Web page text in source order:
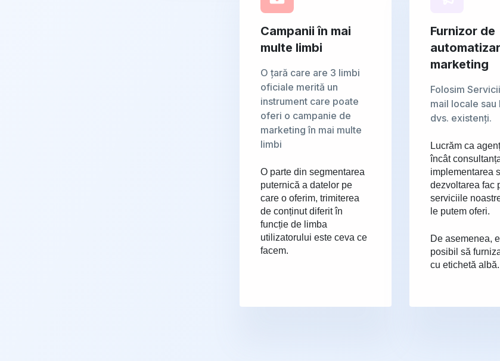
Campanii în mai
multe limbi
O țară care are 3 limbi
oficiale merită un
instrument care poate
oferi o campanie de
marketing în mai multe
limbi
O parte din segmentarea
puternică a datelor pe
care o oferim, trimiterea
de conținut diferit în
funcție de limba
utilizatorului este ceva ce
facem.
Furnizor de
marketing
Folosim
mail locale sau
dvs. existenți.
Lucrăm ca
încât
implementarea
dezvoltarea fac
serviciile
le putem oferi.
De asemenea,
posibil să
cu etichetă albă.